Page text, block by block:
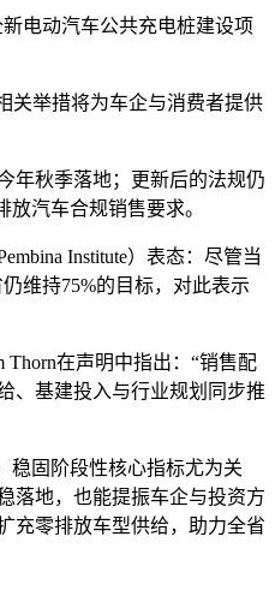
电动汽车公共充电桩建设项
关举措将为车企与消费者提供
年秋季落地；更新后的法规仍
放汽车合规销售要求。
Institute）表态：尽管当
维持75%的目标，对此表示
在声明中指出：“销售配
、基建投入与行业规划同步推
稳固阶段性核心指标尤为关
落地，也能提振车企与投资方
充零排放车型供给，助力全省